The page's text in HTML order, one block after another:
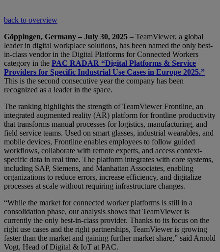
back to overview
Göppingen, Germany – July 30, 2025 – TeamViewer, a global
leader in digital workplace solutions, has been named the only best-
in-class vendor in the Digital Platforms for Connected Workers
category in the PAC RADAR “Digital Platforms & Service
Providers for Specific Industrial Use Cases in Europe 2025.”
This is the second consecutive year the company has been
recognized as a leader in the space.
The ranking highlights the strength of TeamViewer Frontline, an
integrated augmented reality (AR) platform for frontline productivity
that transforms manual processes for logistics, manufacturing, and
field service teams. Used on smart glasses, industrial wearables, and
mobile devices, Frontline enables employees to follow guided
workflows, collaborate with remote experts, and access context-
specific data in real time. The platform integrates with core systems,
including SAP, Siemens, and Manhattan Associates, enabling
organizations to reduce errors, increase efficiency, and digitalize
processes at scale without requiring infrastructure changes.
“While the market for connected worker platforms is still in a
consolidation phase, our analysis shows that TeamViewer is
currently the only best-in-class provider. Thanks to its focus on the
right use cases and the right partnerships, TeamViewer is growing
faster than the market and gaining further market share,” said Arnold
Vogt, Head of Digital & IoT at PAC.